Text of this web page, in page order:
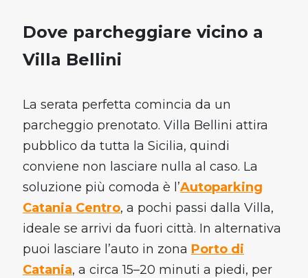
Dove parcheggiare vicino a
Villa Bellini
La serata perfetta comincia da un
parcheggio prenotato. Villa Bellini attira
pubblico da tutta la Sicilia, quindi
conviene non lasciare nulla al caso. La
soluzione più comoda è l’Autoparking
Catania Centro, a pochi passi dalla Villa,
ideale se arrivi da fuori città. In alternativa
puoi lasciare l’auto in zona Porto di
Catania, a circa 15–20 minuti a piedi, per